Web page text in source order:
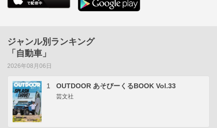
ジャンル別ランキング
「自動車」
2026年08月06日
1 OUTDOOR あそびーくるBOOK Vol.33
芸文社